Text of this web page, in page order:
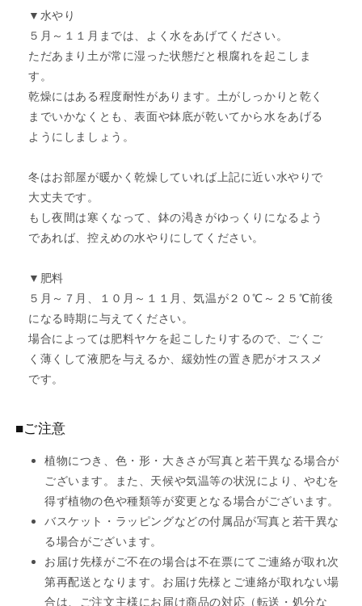
▼水やり
５月～１１月までは、よく水をあげてください。
ただあまり土が常に湿った状態だと根腐れを起こしま
す。
乾燥にはある程度耐性があります。土がしっかりと乾く
までいかなくとも、表面や鉢底が乾いてから水をあげる
ようにしましょう。
冬はお部屋が暖かく乾燥していれば上記に近い水やりで
大丈夫です。
もし夜間は寒くなって、鉢の渇きがゆっくりになるよう
であれば、控えめの水やりにしてください。
▼肥料
５月～７月、１０月～１１月、気温が２０℃～２５℃前後
になる時期に与えてください。
場合によっては肥料ヤケを起こしたりするので、ごくご
く薄くして液肥を与えるか、緩効性の置き肥がオススメ
です。
■ご注意
植物につき、色・形・大きさが写真と若干異なる場合が
ございます。また、天候や気温等の状況により、やむを
得ず植物の色や種類等が変更となる場合がございます。
バスケット・ラッピングなどの付属品が写真と若干異な
る場合がございます。
お届け先様がご不在の場合は不在票にてご連絡が取れ次
第再配送となります。お届け先様とご連絡が取れない場
合は、ご注文主様にお届け商品の対応（転送・処分な